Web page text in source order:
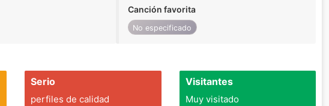
Canción favorita
No especificado
Serio
perfiles de calidad
Visitantes
Muy visitado